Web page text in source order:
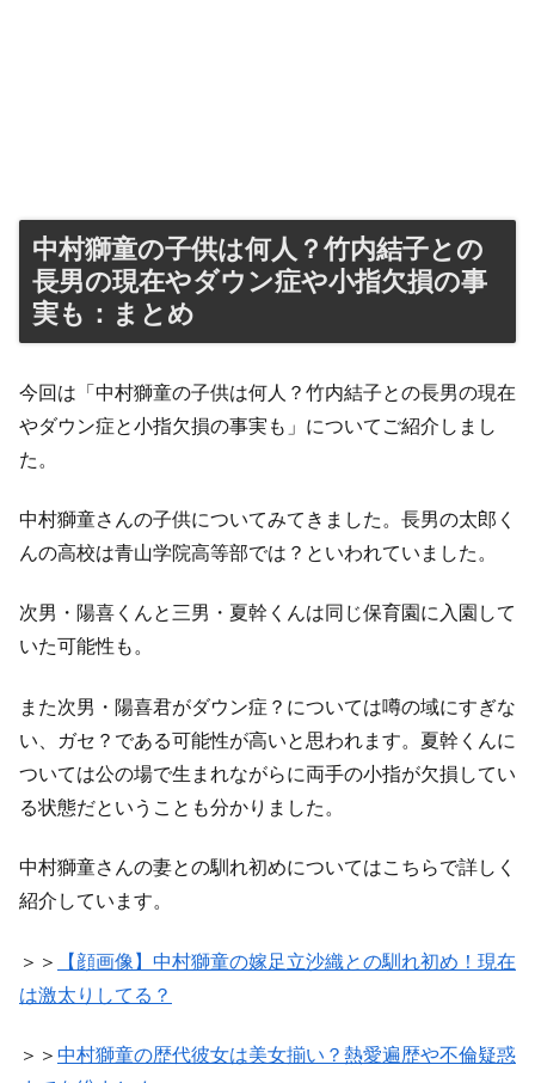
中村獅童の子供は何人？竹内結子との
長男の現在やダウン症や小指欠損の事
実も：まとめ
今回は「中村獅童の子供は何人？竹内結子との長男の現在
やダウン症と小指欠損の事実も」についてご紹介しまし
た。
中村獅童さんの子供についてみてきました。長男の太郎く
んの高校は青山学院高等部では？といわれていました。
次男・陽喜くんと三男・夏幹くんは同じ保育園に入園して
いた可能性も。
また次男・陽喜君がダウン症？については噂の域にすぎな
い、ガセ？である可能性が高いと思われます。夏幹くんに
ついては公の場で生まれながらに両手の小指が欠損してい
る状態だということも分かりました。
中村獅童さんの妻との馴れ初めについてはこちらで詳しく
紹介しています。
＞＞
【顔画像】中村獅童の嫁足立沙織との馴れ初め！現在
は激太りしてる？
＞＞ 中村獅童の歴代彼女は美女揃い？熱愛遍歴や不倫疑惑